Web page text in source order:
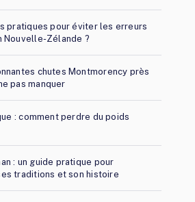
pratiques pour éviter les erreurs
Nouvelle-Zélande ?
chutes Montmorency près
pas manquer
: comment perdre du poids
: un guide pratique pour
traditions et son histoire